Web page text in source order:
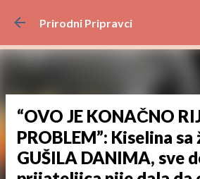
Preskoči na glavni
Prirodni Pripravci
“OVO JE KONAČNO
PROBLEM”: Kiselina sa
GUŠILA DANIMA, sve